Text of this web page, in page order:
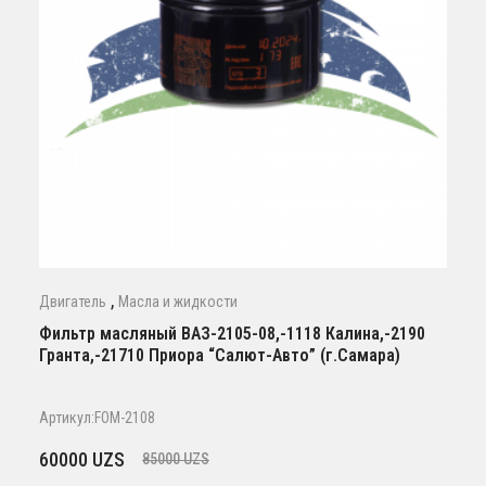
Двигатель , Масла и жидкости
Фильтр масляный ВАЗ-2105-08,-1118 Калина,-2190
Гранта,-21710 Приора “Салют-Авто” (г.Самара)
Артикул:FOM-2108
85000UZS
Первоначальная
60000 UZS
Текущая